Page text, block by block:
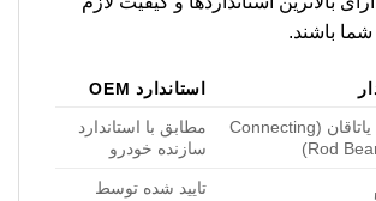
باشند.
استاندارد OEM
بغل یاتاقان (Connecting
Rod
مطابق با استاندارد
سازنده خودرو
تایید شده توسط